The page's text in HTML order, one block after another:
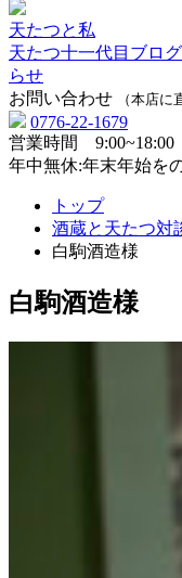
天たつと私
天たつ十一代目ブログ
らせ
お問い合わせ
（本店に
0776-22-1679
営業時間 9:00~18:00
年中無休:年末年始を
トップ
酒蔵と天たつ対
白駒酒造様
白駒酒造様